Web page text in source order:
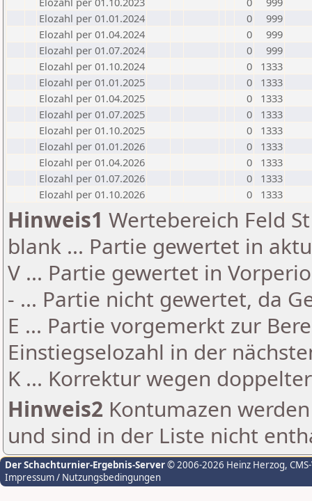
Elozahl per 01.01.2024
0
999
Elozahl per 01.04.2024
0
999
Elozahl per 01.07.2024
0
999
Elozahl per 01.10.2024
0
1333
Elozahl per 01.01.2025
0
1333
Elozahl per 01.04.2025
0
1333
Elozahl per 01.07.2025
0
1333
Elozahl per 01.10.2025
0
1333
Elozahl per 01.01.2026
0
1333
Elozahl per 01.04.2026
0
1333
Elozahl per 01.07.2026
0
1333
Elozahl per 01.10.2026
0 1333
Hinweis1 Wertebereich Feld
blank ... Partie gewertet in
V ... Partie gewertet in
- ... Partie nicht gewertet, da
E ... Partie vorgemerkt zur
Einstiegselozahl in der
K ... Korrektur wegen
Hinweis2 Kontumazen
und sind in der Liste nicht
Der Schachturnier-Ergebnis-Server© 2006-2026 Heinz Herzog,
Impressum / Nutzungsbedingungen